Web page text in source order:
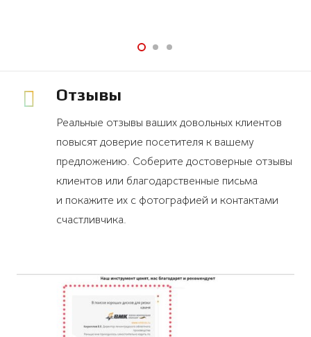
Отзывы
Реальные отзывы ваших довольных клиентов
повысят доверие посетителя к вашему
предложению. Соберите достоверные отзывы
клиентов или благодарственные письма
и покажите их с фотографией и контактами
счастливчика.